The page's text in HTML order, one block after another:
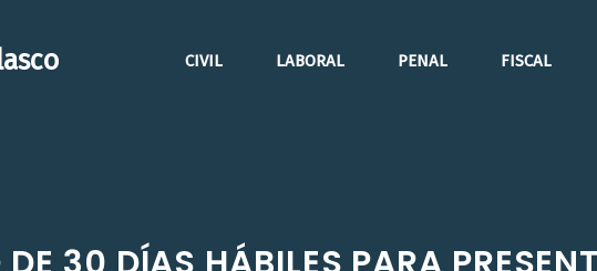
CIVIL LABORAL PENAL FISCAL